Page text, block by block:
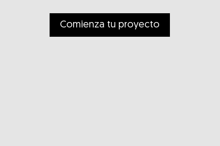
Comienza tu proyecto